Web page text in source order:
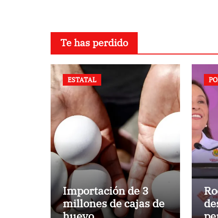
Te has perdido
ESTATAL
Importación de 3
millones de cajas de